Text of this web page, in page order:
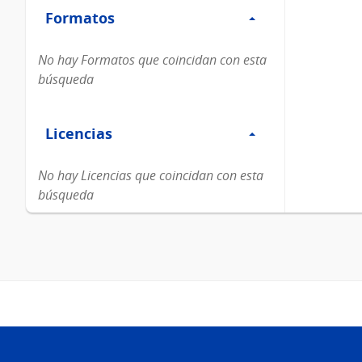
Formatos
Formatos
No hay Formatos que coincidan con esta
búsqueda
Licencias
Licencias
No hay Licencias que coincidan con esta
búsqueda